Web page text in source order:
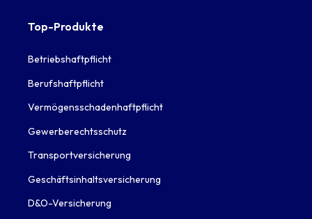
Top-Produkte
Betriebshaftpflicht
Berufshaftpflicht
Vermögensschadenhaftpflicht
Gewerberechtsschutz
Transportversicherung
Geschäftsinhaltsversicherung
D&O-Versicherung